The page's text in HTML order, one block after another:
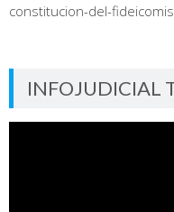
constitucion-del-
INFOJUDICIAL